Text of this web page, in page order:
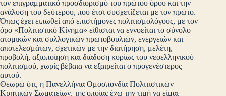
τον επιγραμματικό προσδιορισμό του πρώτου όρου και την
ανάλυση του δεύτερου, που έτσι συσχετίζεται με τον πρώτο.
Όπως έχει ειπωθεί από επιστήμονες πολιτισμολόγους, με τον
όρο «Πολιτιστικό Κίνημα» είθισται να εννοείται το σύνολο
ατομικών και συλλογικών πρωτοβουλιών, ενεργειών και
αποτελεσμάτων, σχετικών με την διατήρηση, μελέτη,
προβολή, αξιοποίηση και διάδοση κυρίως του νεοελληνικού
πολιτισμού, χωρίς βέβαια να εξαιρείται ο προγενέστερος
αυτού.
Θεωρώ ότι, η Πανελλήνια Ομοσπονδία Πολιτιστικών
Κρητικών Σωματείων, της οποίας έχω την τιμή να είμαι